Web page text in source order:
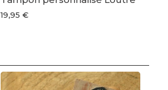
19,95 €